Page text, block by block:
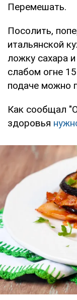
Перемешать.
Посолить,
итальянской
ложку сахара
слабом огне
подаче можно
Как сообщал
здоровья